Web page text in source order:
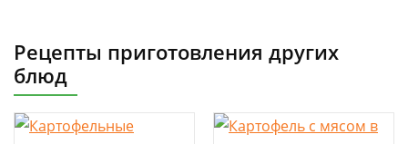
Рецепты приготовления других
блюд